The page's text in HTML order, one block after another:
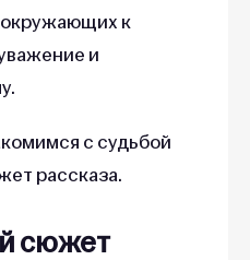
к
и
с судьбой
рассказа.
сюжет